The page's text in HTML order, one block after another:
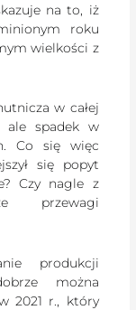
na to, iż
roku
wielkości z
w całej
ale spadek w
Co się więc
się popyt
Czy nagle z
przewagi
produkcji
można
2021 r., który